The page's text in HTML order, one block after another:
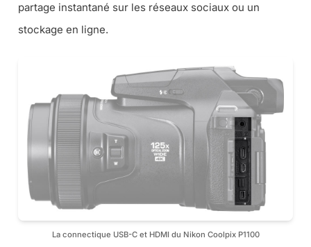
partage instantané sur les réseaux sociaux ou un
stockage en ligne.
La connectique USB-C et HDMI du Nikon Coolpix P1100